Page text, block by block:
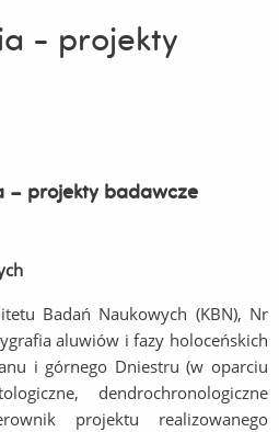
- projekty
– projekty badawcze
Badań Naukowych (KBN), Nr
aluwiów i fazy holoceńskich
i górnego Dniestru (w oparciu
dendrochronologiczne
projektu realizowanego